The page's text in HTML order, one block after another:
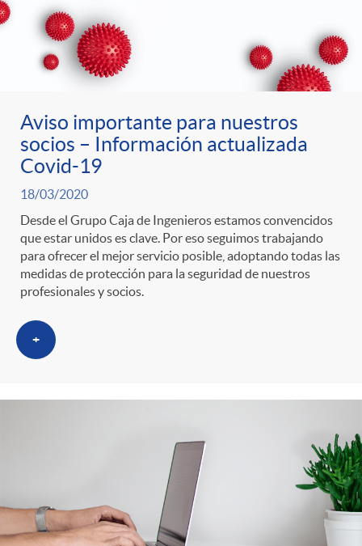
Aviso importante para nuestros
socios – Información actualizada
Covid-19
18/03/2020
Desde el Grupo Caja de Ingenieros estamos convencidos
que estar unidos es clave. Por eso seguimos trabajando
para ofrecer el mejor servicio posible, adoptando todas las
medidas de protección para la seguridad de nuestros
profesionales y socios.
+